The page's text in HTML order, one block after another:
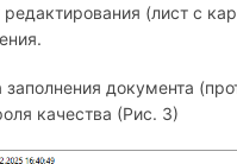
редактирования (лист с
документа
качества (Рис. 3)